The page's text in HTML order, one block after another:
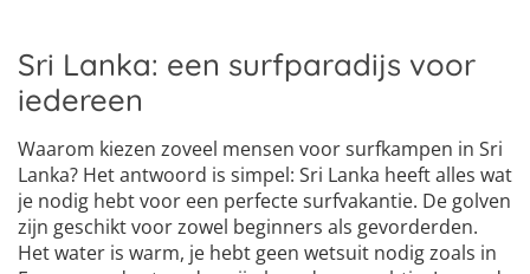
Sri Lanka: een surfparadijs voor
iedereen
Waarom kiezen zoveel mensen voor surfkampen in Sri
Lanka? Het antwoord is simpel: Sri Lanka heeft alles wat
je nodig hebt voor een perfecte surfvakantie. De golven
zijn geschikt voor zowel beginners als gevorderden.
Het water is warm, je hebt geen wetsuit nodig zoals in